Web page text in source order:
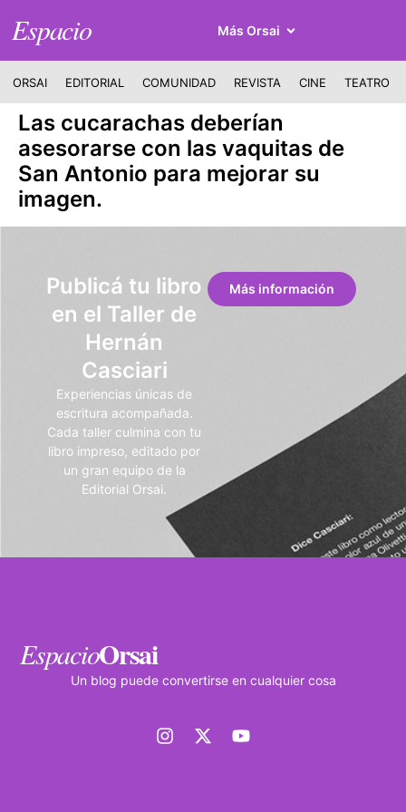
Espacio Más Orsai
ORSAI EDITORIAL COMUNIDAD REVISTA CINE TEATRO
Las cucarachas deberían
asesorarse con las vaquitas de
San Antonio para mejorar su
imagen.
Publicá tu libro
en el Taller de
Hernán
Casciari
Experiencias únicas de
escritura acompañada.
Cada taller culmina con tu
libro impreso, editado por
un gran equipo de la
Editorial Orsai.
Más información
EspacioOrsai
Un blog puede convertirse en cualquier cosa